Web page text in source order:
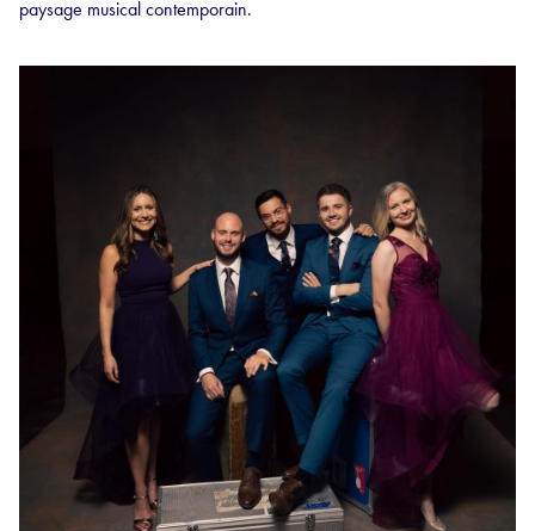
paysage musical contemporain.